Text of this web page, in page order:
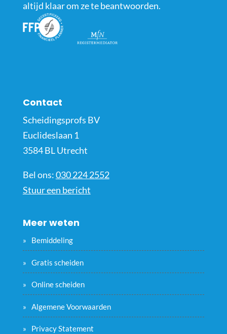
altijd klaar om ze te beantwoorden.
Contact
Scheidingsprofs BV
Euclideslaan 1
3584 BL Utrecht
Bel ons:030 224 2552
Stuur een bericht
Meer weten
Bemiddeling
Gratis scheiden
Online scheiden
Algemene Voorwaarden
Privacy Statement